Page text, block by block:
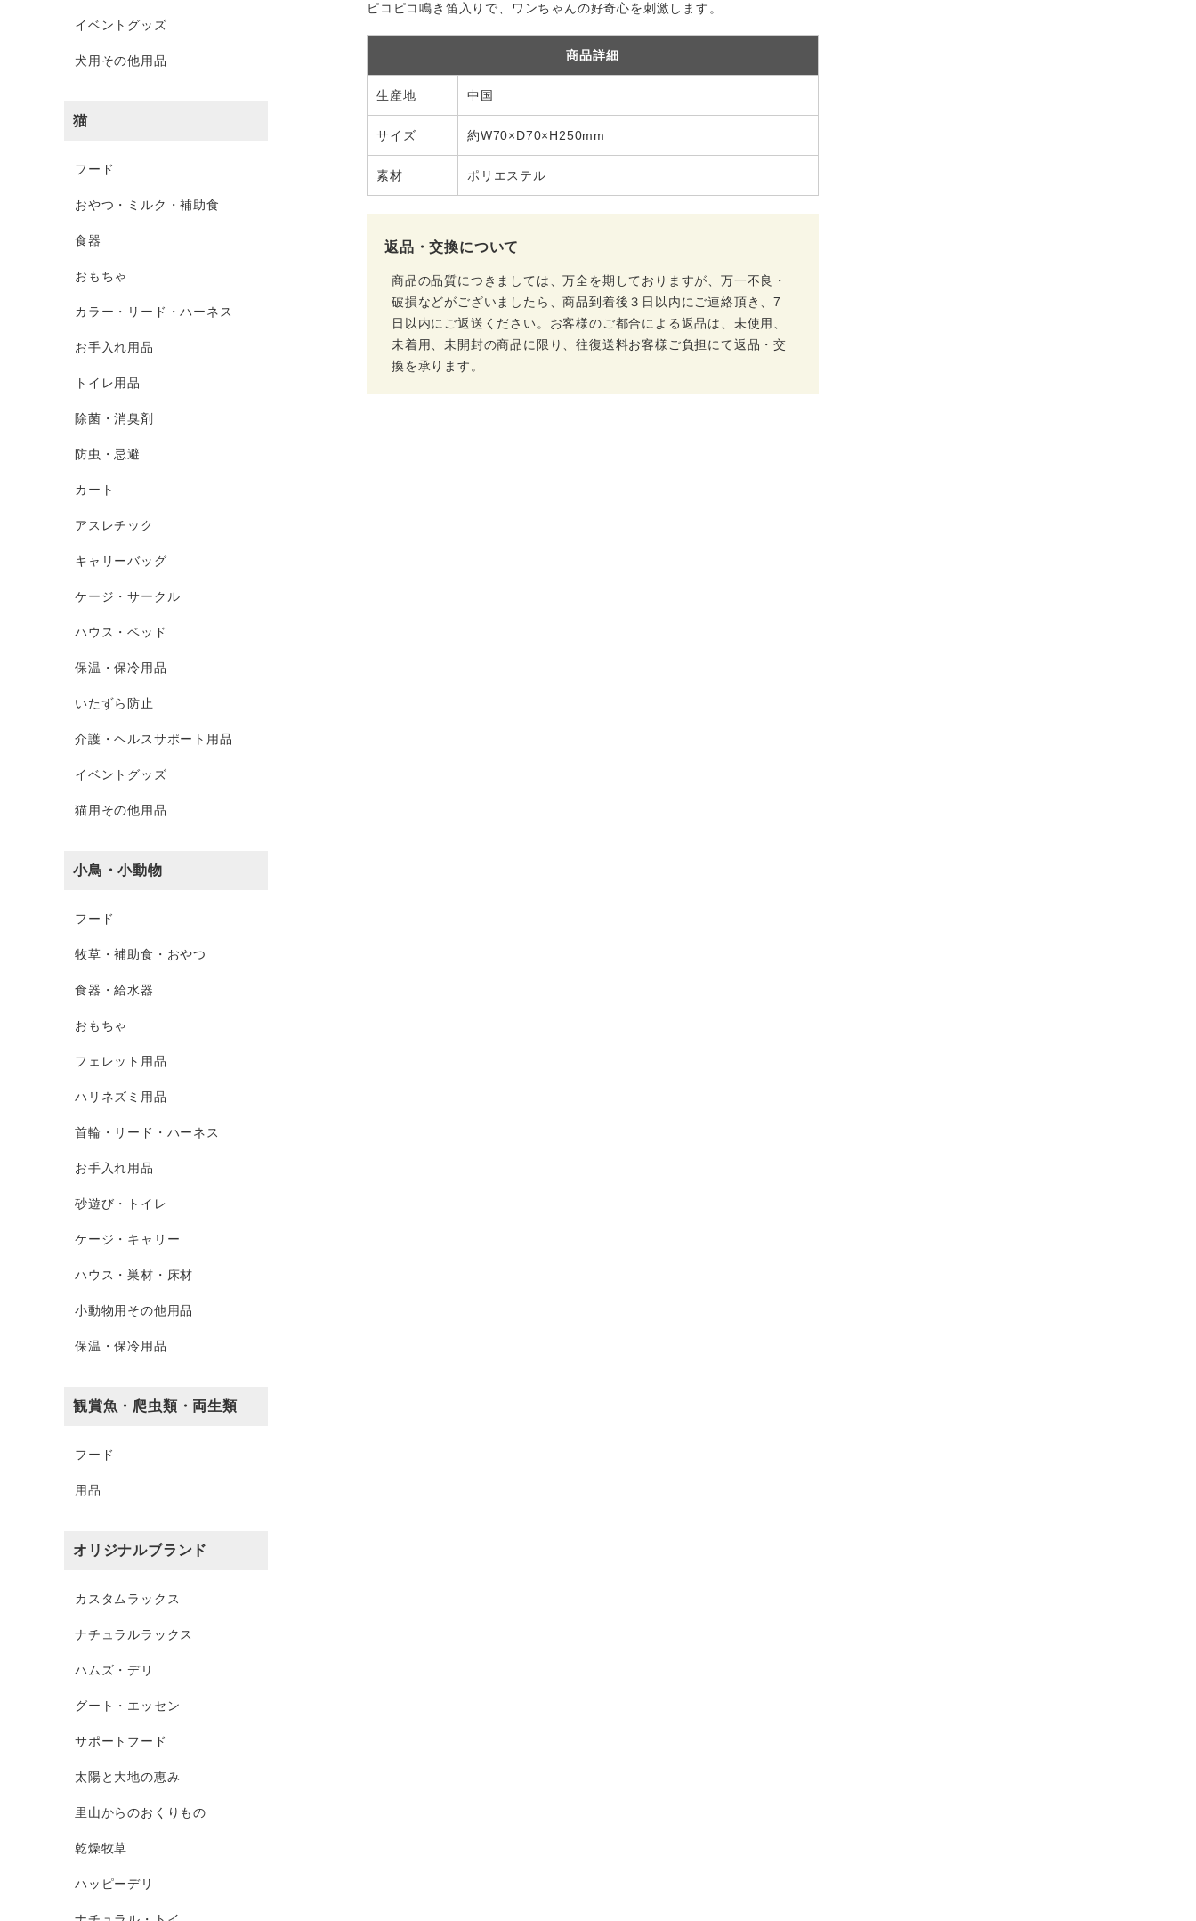
イベントグッズ
犬用その他用品
猫
フード
おやつ・ミルク・補助食
食器
おもちゃ
カラー・リード・ハーネス
お手入れ用品
トイレ用品
除菌・消臭剤
防虫・忌避
カート
アスレチック
キャリーバッグ
ケージ・サークル
ハウス・ベッド
保温・保冷用品
いたずら防止
介護・ヘルスサポート用品
イベントグッズ
猫用その他用品
小鳥・小動物
フード
牧草・補助食・おやつ
食器・給水器
おもちゃ
フェレット用品
ハリネズミ用品
首輪・リード・ハーネス
お手入れ用品
砂遊び・トイレ
ケージ・キャリー
ハウス・巣材・床材
小動物用その他用品
保温・保冷用品
観賞魚・爬虫類・両生類
フード
用品
オリジナルブランド
カスタムラックス
ナチュラルラックス
ハムズ・デリ
グート・エッセン
サポートフード
太陽と大地の恵み
里山からのおくりもの
乾燥牧草
ハッピーデリ
ピコピコ鳴き笛入りで、ワンちゃんの好奇心を刺激します。
商品詳細
生産地 中国
サイズ 約W70×D70×H250mm
素材 ポリエステル
返品・交換について
商品の品質につきましては、万全を期しておりますが、万一不良・
破損などがございましたら、商品到着後３日以内にご連絡頂き、7
日以内にご返送ください。お客様のご都合による返品は、未使用、
未着用、未開封の商品に限り、往復送料お客様ご負担にて返品・交
換を承ります。